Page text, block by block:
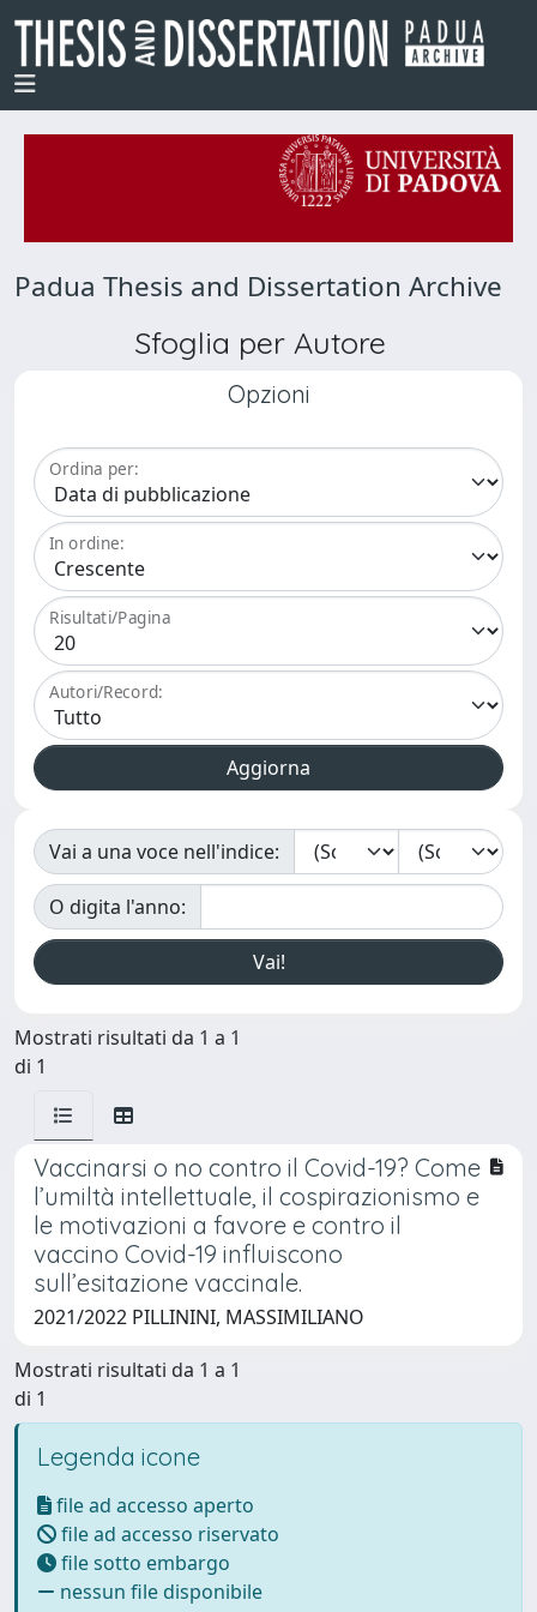
Padua Thesis and Dissertation Archive
Sfoglia per Autore
Opzioni
Ordina per:
In ordine:
Risultati/Pagina
Autori/Record:
Vai a una voce nell'indice:
O digita l'anno:
Mostrati risultati da 1 a 1
di 1
Vaccinarsi o no contro il Covid-19? Come
l’umiltà intellettuale, il cospirazionismo e
le motivazioni a favore e contro il
vaccino Covid-19 influiscono
sull’esitazione vaccinale.
2021/2022 PILLININI, MASSIMILIANO
Mostrati risultati da 1 a 1
di 1
Legenda icone
file ad accesso aperto
file ad accesso riservato
file sotto embargo
nessun file disponibile